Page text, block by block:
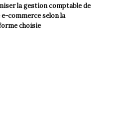
la gestion comptable de
commerce selon la
choisie